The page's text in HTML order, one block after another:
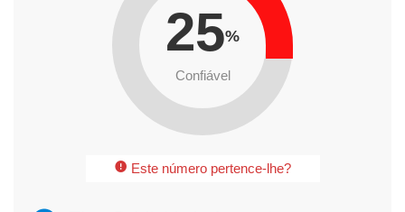
25%
Confiável
Este número pertence-lhe?